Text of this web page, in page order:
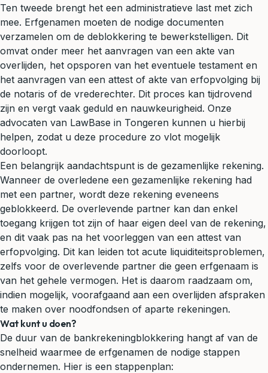
Ten tweede brengt het een administratieve last met zich
mee. Erfgenamen moeten de nodige documenten
verzamelen om de deblokkering te bewerkstelligen. Dit
omvat onder meer het aanvragen van een akte van
overlijden, het opsporen van het eventuele testament en
het aanvragen van een attest of akte van erfopvolging bij
de notaris of de vrederechter. Dit proces kan tijdrovend
zijn en vergt vaak geduld en nauwkeurigheid. Onze
advocaten van LawBase in Tongeren kunnen u hierbij
helpen, zodat u deze procedure zo vlot mogelijk
doorloopt.
Een belangrijk aandachtspunt is de gezamenlijke rekening.
Wanneer de overledene een gezamenlijke rekening had
met een partner, wordt deze rekening eveneens
geblokkeerd. De overlevende partner kan dan enkel
toegang krijgen tot zijn of haar eigen deel van de rekening,
en dit vaak pas na het voorleggen van een attest van
erfopvolging. Dit kan leiden tot acute liquiditeitsproblemen,
zelfs voor de overlevende partner die geen erfgenaam is
van het gehele vermogen. Het is daarom raadzaam om,
indien mogelijk, voorafgaand aan een overlijden afspraken
te maken over noodfondsen of aparte rekeningen.
Wat kunt u doen?
De duur van de bankrekeningblokkering hangt af van de
snelheid waarmee de erfgenamen de nodige stappen
ondernemen. Hier is een stappenplan: